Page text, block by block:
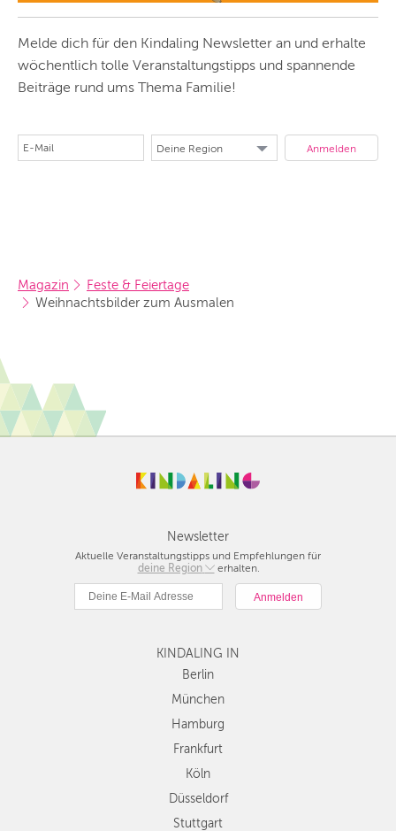
Melde dich für den Kindaling Newsletter an und erhalte
wöchentlich tolle Veranstaltungstipps und spannende
Beiträge rund ums Thema Familie!
Magazin
Feste & Feiertage
Weihnachtsbilder zum Ausmalen
Newsletter
Aktuelle Veranstaltungstipps und Empfehlungen für
deine Region
Berlin
Hamburg
Köln
Düsseldorf
Stuttgart
Essen
Dresden
Nürnberg
Wien
erhalten.
KINDALING IN
Berlin
München
Hamburg
Frankfurt
Köln
Düsseldorf
Stuttgart